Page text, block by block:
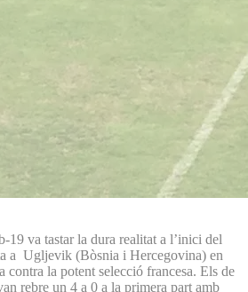
19 va tastar la dura realitat a l’inici del
a Ugljevik (Bòsnia i Hercegovina) en
contra la potent selecció francesa. Els de
rebre un 4 a 0 a la primera part amb